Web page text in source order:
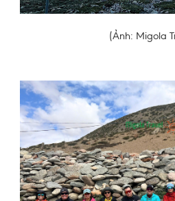
(Ảnh: Migola